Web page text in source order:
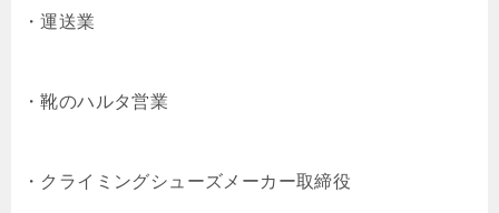
・運送業
・靴のハルタ営業
・クライミングシューズメーカー取締役